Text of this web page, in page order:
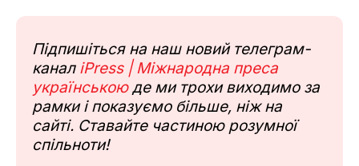
Підпишіться на наш новий телеграм-
канал iPress | Міжнародна преса
українськоюде ми трохи виходимо за
рамки і показуємо більше, ніж на
сайті. Ставайте частиною розумної
спільноти!